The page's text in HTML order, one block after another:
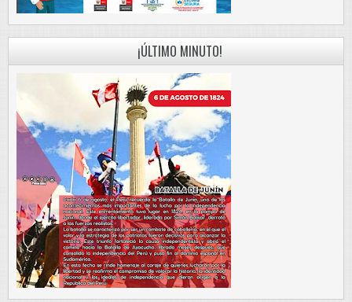
¡ÚLTIMO MINUTO!